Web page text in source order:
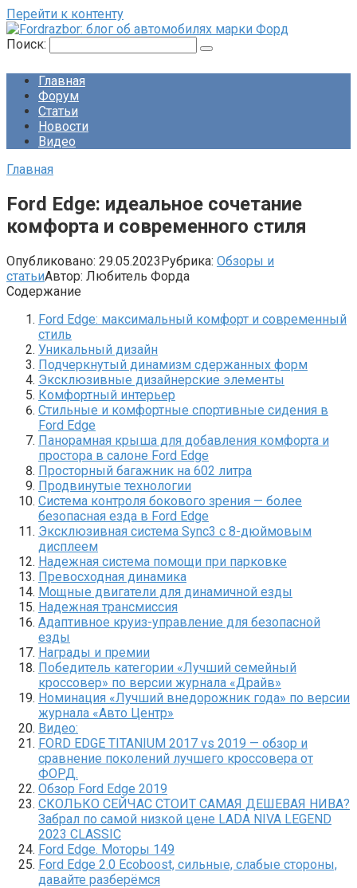
Перейти к контенту
Поиск:
Главная
Форум
Статьи
Новости
Видео
Главная
Ford Edge: идеальное сочетание
комфорта и современного стиля
Опубликовано: 29.05.2023Рубрика: Обзоры и
статьиАвтор: Любитель Форда
Содержание
Ford Edge: максимальный комфорт и современный
стиль
Уникальный дизайн
Подчеркнутый динамизм сдержанных форм
Эксклюзивные дизайнерские элементы
Комфортный интерьер
Стильные и комфортные спортивные сидения в
Ford Edge
Панорамная крыша для добавления комфорта и
простора в салоне Ford Edge
Просторный багажник на 602 литра
Продвинутые технологии
Система контроля бокового зрения — более
безопасная езда в Ford Edge
Эксклюзивная система Sync3 с 8-дюймовым
дисплеем
Надежная система помощи при парковке
Превосходная динамика
Мощные двигатели для динамичной езды
Надежная трансмиссия
Адаптивное круиз-управление для безопасной
езды
Награды и премии
Победитель категории «Лучший семейный
кроссовер» по версии журнала «Драйв»
Номинация «Лучший внедорожник года» по версии
журнала «Авто Центр»
Видео:
FORD EDGE TITANIUM 2017 vs 2019 — обзор и
сравнение поколений лучшего кроссовера от
ФОРД.
Обзор Ford Edge 2019
СКОЛЬКО СЕЙЧАС СТОИТ САМАЯ ДЕШЕВАЯ НИВА?
Забрал по самой низкой цене LADA NIVA LEGEND
2023 CLASSIC
Ford Edge. Моторы 149
Ford Edge 2.0 Ecoboost, сильные, слабые стороны,
давайте разберёмся